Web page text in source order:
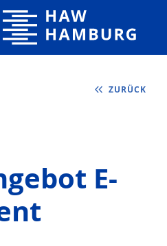
Hochschule für
ZURÜCK
E-